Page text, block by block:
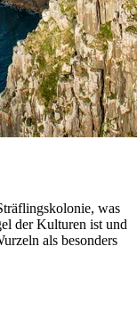
was
der Kulturen ist und
als besonders